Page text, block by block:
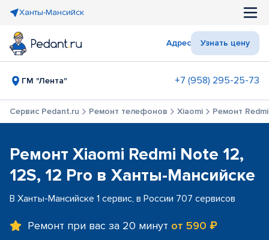
Ханты-Мансийск
Адрес Узнать цену
ГМ "Лента" +7 (958) 295-25-73
Сервис Pedant.ru Ремонт телефонов Xiaomi Ремонт
Ремонт Xiaomi Redmi Note 12,
12S, 12 Pro в Ханты-Мансийске
В Ханты-Мансийске 1 сервис, в России 707 сервисов
Ремонт при вас за 20 минут от 590 ₽